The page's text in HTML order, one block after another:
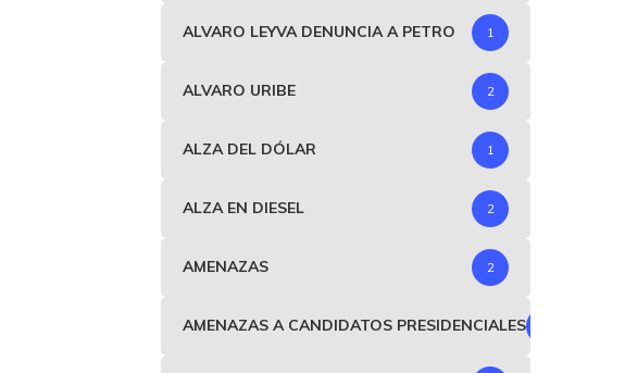
ALVARO LEYVA DENUNCIA A PETRO 1
ALVARO URIBE 2
ALZA DEL DÓLAR 1
ALZA EN DIESEL 2
AMENAZAS 2
AMENAZAS A CANDIDATOS PRESIDENCIALES